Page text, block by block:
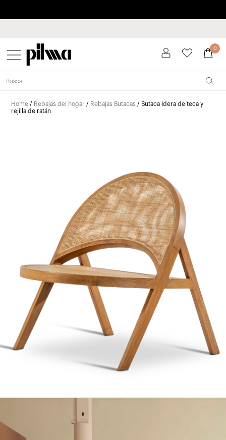
Paga a plazos hasta 3 meses sin intereses 0% TAE
pilma 0
Home / Rebajas del hogar / Rebajas Butacas / Butaca Idera de teca y
rejilla de ratán